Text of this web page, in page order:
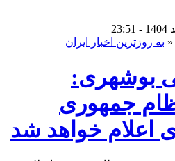
« به روزترین اخبار ایران
بوشهری:
جمهوری
اعلام خواهد شد